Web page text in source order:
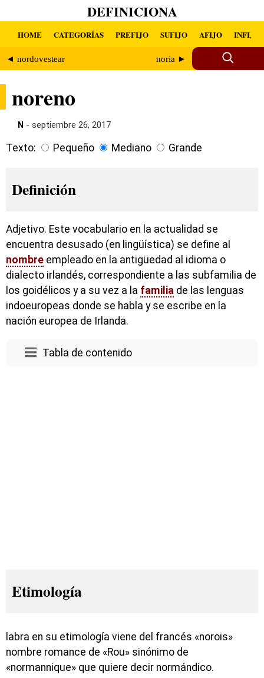
DEFINICIONA
HOME CATEGORÍAS PREFIJO SUFIJO AFIJO INFIJO
◄ nordovestear noria ►
noreno
N - septiembre 26, 2017
Texto: Pequeño Mediano Grande
Definición
Adjetivo. Este vocabulario en la actualidad se
encuentra desusado (en lingüística) se define al
nombre empleado en la antigüedad al idioma o
dialecto irlandés, correspondiente a las subfamilia de
los goidélicos y a su vez a la familia de las lenguas
indoeuropeas donde se habla y se escribe en la
nación europea de Irlanda.
Tabla de contenido
Etimología
labra en su etimología viene del francés «norois»
nombre romance de «Rou» sinónimo de
«normannique» que quiere decir normándico.